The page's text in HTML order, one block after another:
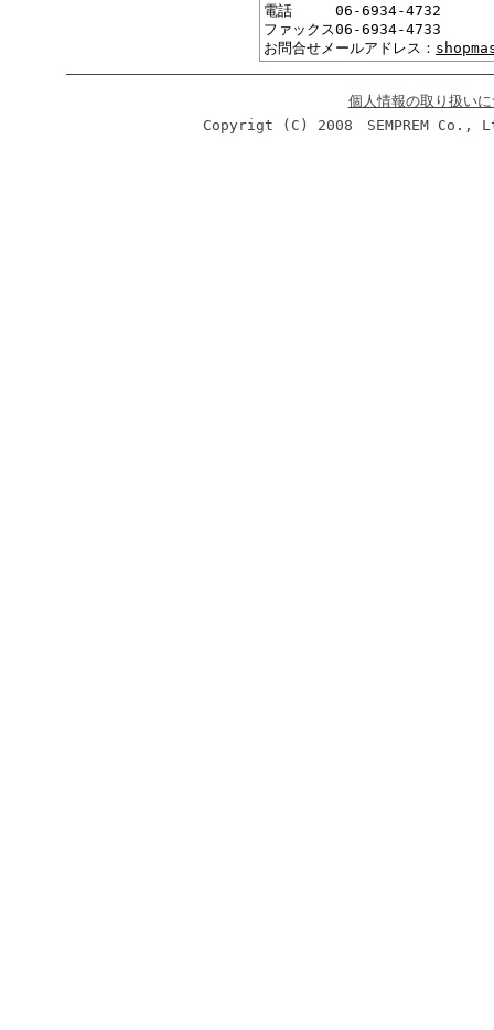
電話 06-6934-4732
ファックス06-6934-4733
お問合せメールアドレス：
個人情報の取り扱い
Copyrigt (C) 2008 SEMPREM